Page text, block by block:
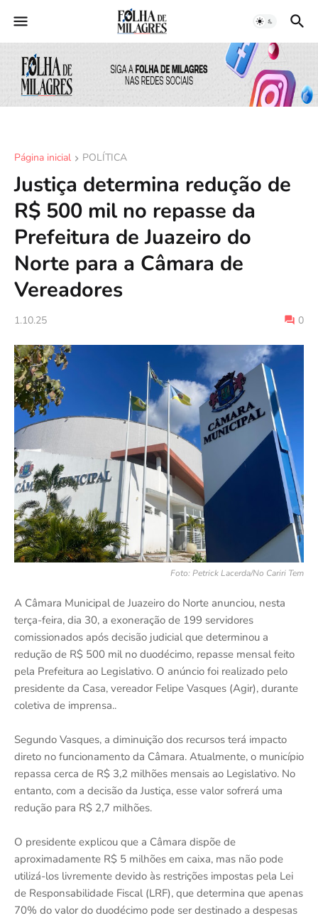
Página inicial POLÍTICA
Justiça determina redução de
R$ 500 mil no repasse da
Prefeitura de Juazeiro do
Norte para a Câmara de
Vereadores
1.10.25 0
Foto: Petrick Lacerda/No Cariri Tem
A Câmara Municipal de Juazeiro do Norte anunciou, nesta
terça-feira, dia 30, a exoneração de 199 servidores
comissionados após decisão judicial que determinou a
redução de R$ 500 mil no duodécimo, repasse mensal feito
pela Prefeitura ao Legislativo. O anúncio foi realizado pelo
presidente da Casa, vereador Felipe Vasques (Agir), durante
coletiva de imprensa..
Segundo Vasques, a diminuição dos recursos terá impacto
direto no funcionamento da Câmara. Atualmente, o município
repassa cerca de R$ 3,2 milhões mensais ao Legislativo. No
entanto, com a decisão da Justiça, esse valor sofrerá uma
redução para R$ 2,7 milhões.
O presidente explicou que a Câmara dispõe de
aproximadamente R$ 5 milhões em caixa, mas não pode
utilizá-los livremente devido às restrições impostas pela Lei
de Responsabilidade Fiscal (LRF), que determina que apenas
70% do valor do duodécimo pode ser destinado a despesas